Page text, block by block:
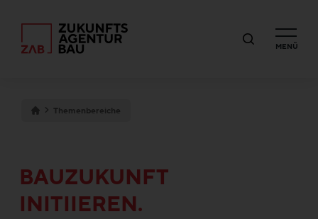
MENÜ
Themenbereiche
BAUZUKUNFT
INITIIEREN.